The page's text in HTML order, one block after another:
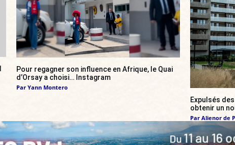
Pour regagner son influence en Afrique, le Quai
d’Orsay a choisi… Instagram
Par Yann Montero
Expulsés
obtenir un
Par Alienor de